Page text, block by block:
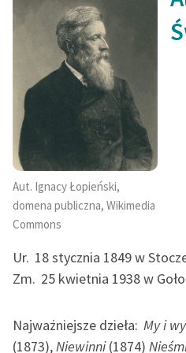
feministycznej
Ręce pełne poezji
Kolekcje edukacyjne
twórców przechodzących
do domeny publicznej,
lektur szkolnych oraz
Starego Testamentu
Odkurzamy bohaterów
Szkoła Poezji Wolnych
O nas
O projekcie
Aut. Ignacy Łopieński,
domena publiczna, Wikimedia
Commons
Ur. 18 stycznia 1849 w
Zm. 25 kwietnia 1938 w
Najważniejsze dzieła: My i wy
(1873),Niewinni(1874)